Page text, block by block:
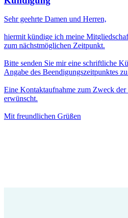
Sehr geehrte Damen und Herren,
hiermit kündige ich meine
zum nächstmöglichen Zeitpunkt.
Bitte senden Sie mir eine schriftliche
Angabe des Beendigungszeitpunktes
Eine Kontaktaufnahme zum Zweck
erwünscht.
Mit freundlichen Grüßen